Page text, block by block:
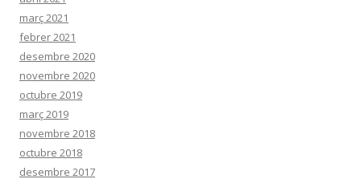
març 2021
febrer 2021
desembre 2020
novembre 2020
octubre 2019
març 2019
novembre 2018
octubre 2018
desembre 2017